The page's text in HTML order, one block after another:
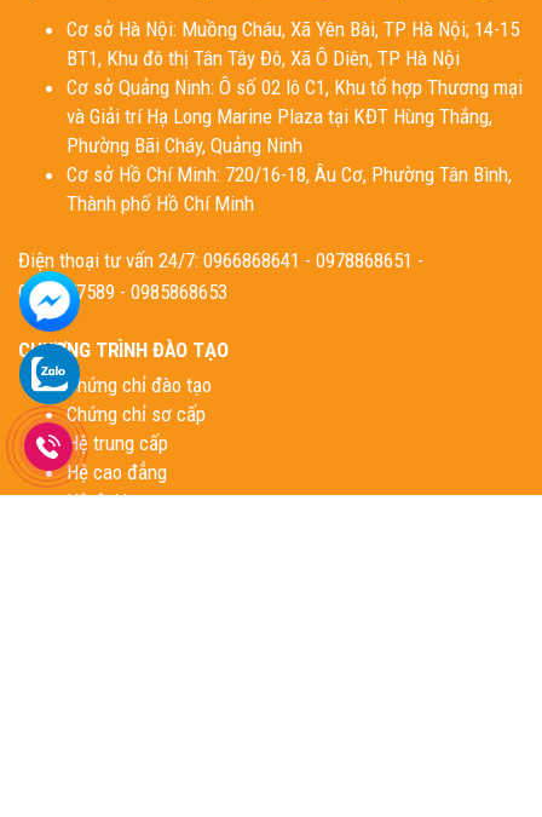
Cơ sở Hà Nội: Muồng Cháu, Xã Yên Bài, TP Hà Nội; 14-15
BT1, Khu đô thị Tân Tây Đô, Xã Ô Diên, TP Hà Nội
Cơ sở Quảng Ninh: Ô số 02 lô C1, Khu tổ hợp Thương mại
và Giải trí Hạ Long Marine Plaza tại KĐT Hùng Thắng,
Phường Bãi Cháy, Quảng Ninh
Cơ sở Hồ Chí Minh: 720/16-18, Âu Cơ, Phường Tân Bình,
Thành phố Hồ Chí Minh
Điện thoại tư vấn 24/7: 0966868641 - 0978868651 -
0902957589 - 0985868653
CHƯƠNG TRÌNH ĐÀO TẠO
Chứng chỉ đào tạo
Chứng chỉ sơ cấp
Hệ trung cấp
Hệ cao đẳng
Hệ đại học